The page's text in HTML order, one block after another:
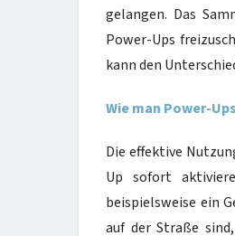
gelangen. Das
Power-Ups
kann den
Wie man Power-
Die effektive
Up sofort
beispielsweise ein
auf der Straße